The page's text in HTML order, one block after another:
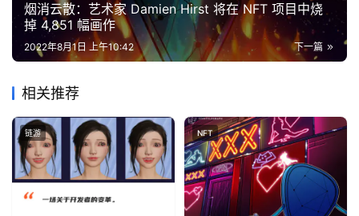
烟消云散：艺术家 Damien Hirst 将在 NFT 项目中烧
掉 4,851 幅画作
下一篇
2022年8月1日 上午10:42
相关推荐
链游 NFT